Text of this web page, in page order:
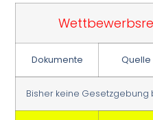
Dokumente Quelle
Bisher keine Gesetzgebung